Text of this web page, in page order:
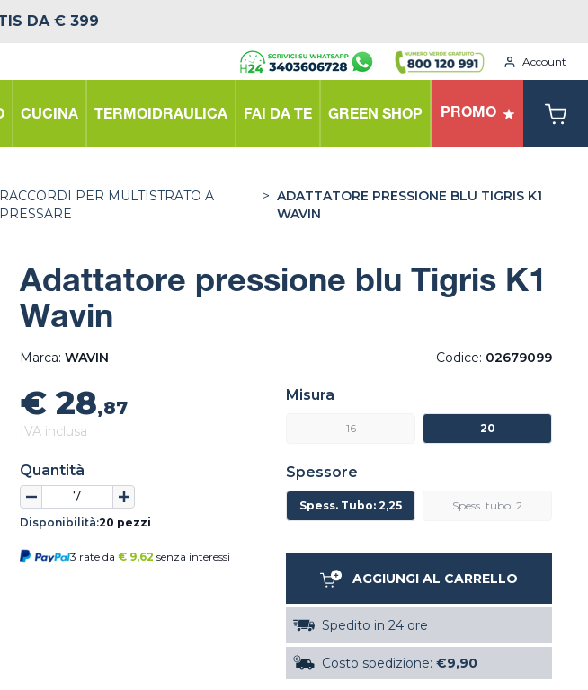
DA € 399
Account
CUCINA TERMOIDRAULICA FAI DA TE GREEN SHOP PROMO
RACCORDI PER MULTISTRATO A
PRESSARE
> ADATTATORE PRESSIONE BLU TIGRIS K1
WAVIN
Adattatore pressione blu Tigris K1
Wavin
Marca: WAVIN Codice: 02679099
€ 28,87
IVA inclusa
Quantità
Disponibilità:20 pezzi
3 rate da € 9,62 senza interessi
Misura
16 20
Spessore
Spess. Tubo: 2,25 Spess. tubo: 2
AGGIUNGI AL CARRELLO
Spedito in 24 ore
Costo spedizione: €9,90